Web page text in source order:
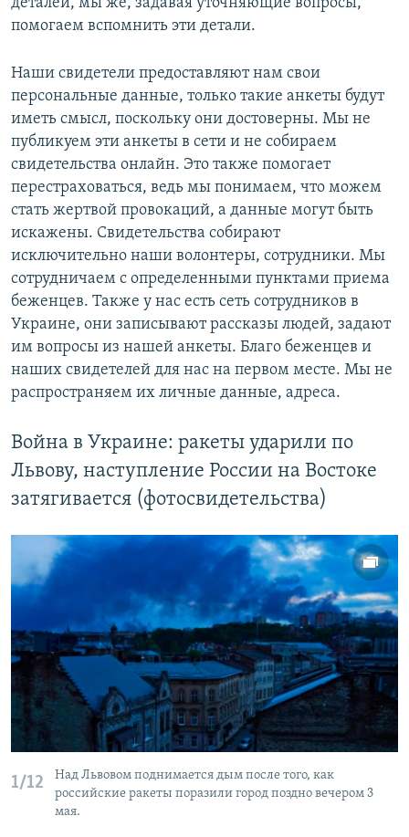
деталей, мы же, задавая уточняющие вопросы,
помогаем вспомнить эти детали.
Наши свидетели предоставляют нам свои
персональные данные, только такие анкеты будут
иметь смысл, поскольку они достоверны. Мы не
публикуем эти анкеты в сети и не собираем
свидетельства онлайн. Это также помогает
перестраховаться, ведь мы понимаем, что можем
стать жертвой провокаций, а данные могут быть
искажены. Свидетельства собирают
исключительно наши волонтеры, сотрудники. Мы
сотрудничаем с определенными пунктами приема
беженцев. Также у нас есть сеть сотрудников в
Украине, они записывают рассказы людей, задают
им вопросы из нашей анкеты. Благо беженцев и
наших свидетелей для нас на первом месте. Мы не
распространяем их личные данные, адреса.
Война в Украине: ракеты ударили по
Львову, наступление России на Востоке
затягивается (фотосвидетельства)
1/12
Над Львовом поднимается дым после того, как
российские ракеты поразили город поздно вечером 3
мая.